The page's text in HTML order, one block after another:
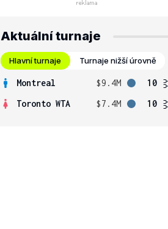
Aktuální turnaje
Hlavní turnaje Turnaje nižší úrovně
Montreal $9.4M
10
Toronto WTA
$7.4M 10